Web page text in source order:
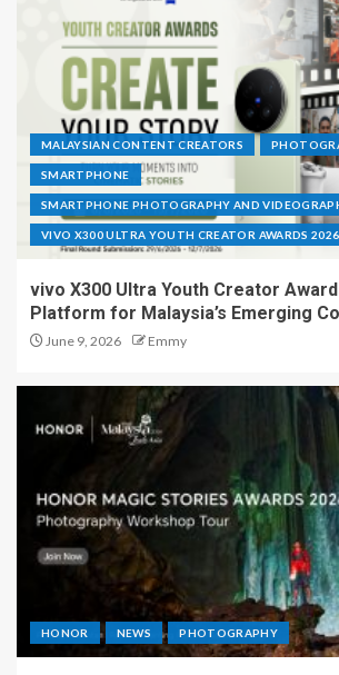
MALAYSIAN CONTENT CREATORS
SMARTPHONE
SMARTPHONE PHOTOGRAPHY AND
VIVO X300 ULTRA YOUTH CREATOR AWARDS 2026
vivo X300 Ultra Youth Creator
Platform for Malaysia’s Emerging
June 9, 2026 Emmy
HONOR NEWS PHOTOGRAPHY